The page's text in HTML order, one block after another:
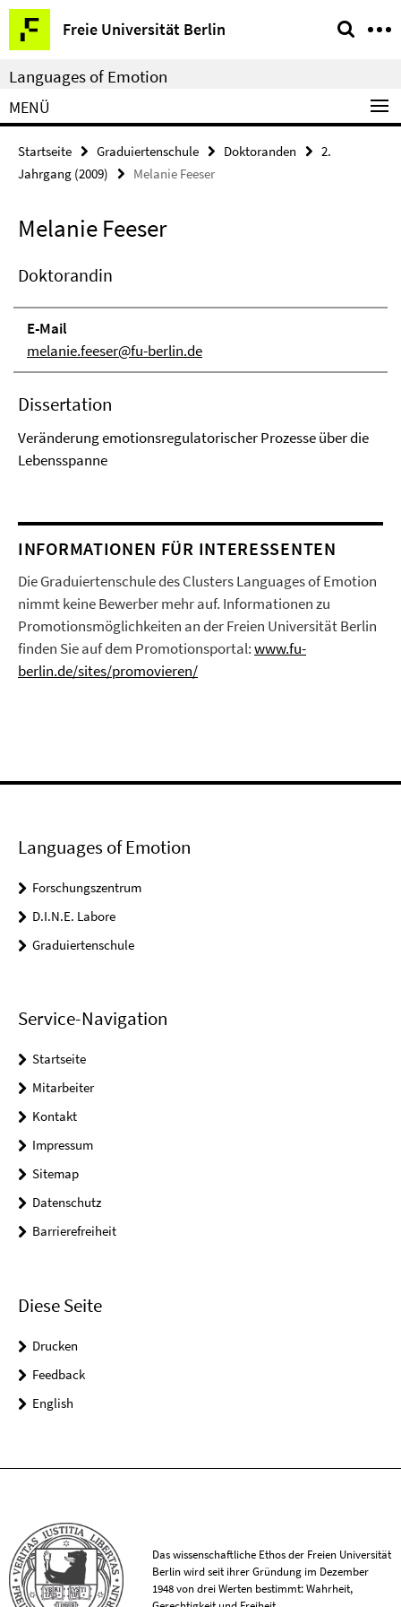
Springe
direkt
zu
Inhalt
Freie Universität Berlin
Service-
Navigation
Languages of Emotion
MENÜ
Startseite Graduiertenschule Doktoranden
2.
Jahrgang (2009)
Melanie Feeser
Melanie Feeser
Doktorandin
E-Mail
melanie.feeser@fu-berlin.de
Dissertation
Veränderung emotionsregulatorischer Prozesse über die
Lebensspanne
INFORMATIONEN FÜR INTERESSENTEN
Die Graduiertenschule des Clusters Languages of Emotion
nimmt keine Bewerber mehr auf. Informationen zu
Promotionsmöglichkeiten an der Freien Universität Berlin
finden Sie auf dem Promotionsportal:www.fu-
berlin.de/sites/promovieren/
Languages of Emotion
Forschungszentrum
D.I.N.E. Labore
Graduiertenschule
Service-Navigation
Startseite
Mitarbeiter
Kontakt
Impressum
Sitemap
Datenschutz
Barrierefreiheit
Diese Seite
Drucken
Feedback
English
Das wissenschaftliche Ethos der Freien Universität
Berlin wird seit ihrer Gründung im Dezember
1948 von drei Werten bestimmt: Wahrheit,